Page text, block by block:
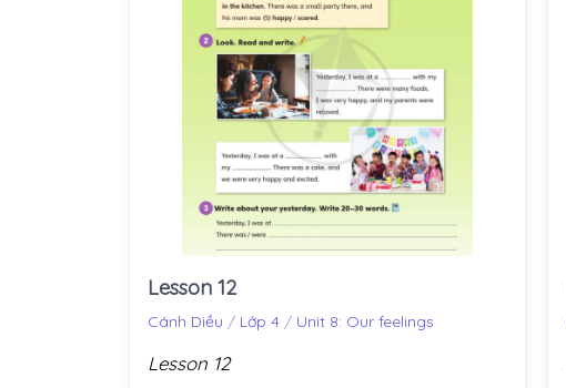
Lesson 12
Cánh Diều / Lớp 4 / Unit 8: Our feelings
Lesson 12